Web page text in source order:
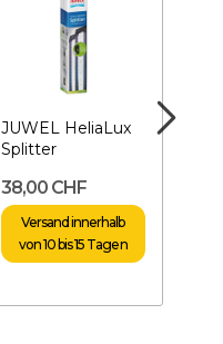
JUWEL HeliaLux
Splitter
38,00 CHF
Versand innerhalb
von 10 bis 15 Tagen